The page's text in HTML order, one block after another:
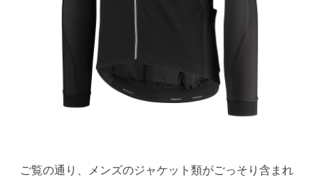
ご覧の通り、メンズのジャケット類がごっそり含まれ